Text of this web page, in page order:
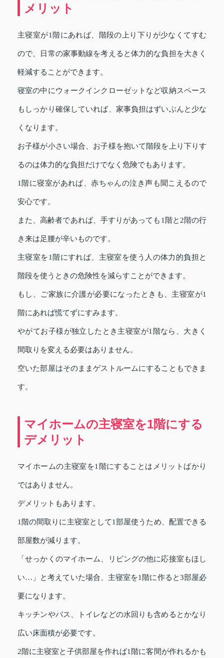
メリット
主寝室が1階にあれば、階段の上り下りが少なくてすむ
ので、日常の家事動線を考えると体力的な負担を大きく
軽減することができます。
寝室の中にウォークインクローゼットなど収納スペース
もしっかり確保していれば、家事負担はずいぶんと少な
くなります。
お子様が小さい場合、お子様を抱いて階段を上り下りす
るのは体力的な負担だけでなく危険でもあります。
1階に寝室があれば、赤ちゃんの泣き声も聞こえるので
安心です。
また、高齢者であれば、手すりがあっても1階と2階の行
き来は足腰が辛いものです。
主寝室を1階にすれば、主寝室を使う人の体力的負担と
階段を使うときの危険性を減らすことができます。
もし、ご家族に介護が必要になったときも、主寝室が1
階にあれば慌てずにすみます。
やがてお子様が独立したとき主寝室が1階なら、大きく
間取りを変える必要はありません。
空いた部屋はそのままゲストルームにすることもできま
す。
マイホームの主寝室を1階にする
デメリット
マイホームの主寝室を1階にすることはメリットばかり
ではありません。
デメリットもあります。
1階の間取りに主寝室として1部屋使うため、配置できる
部屋数が減ります。
「せっかくのマイホーム、リビングの他に応接室もほし
い…」と考えていた場合、主寝室を1階に作ると3部屋必
要になります。
キッチンやバス、トイレなどの水回りも含めるとかなり
広い床面積が必要です。
2階に主寝室と子供部屋を作れば1階に客間が作れるかも